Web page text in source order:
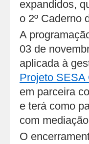
expandidos,
o 2º Caderno
A
03 de
aplicada à
Projeto SESA
em parceira
e terá como
com
O